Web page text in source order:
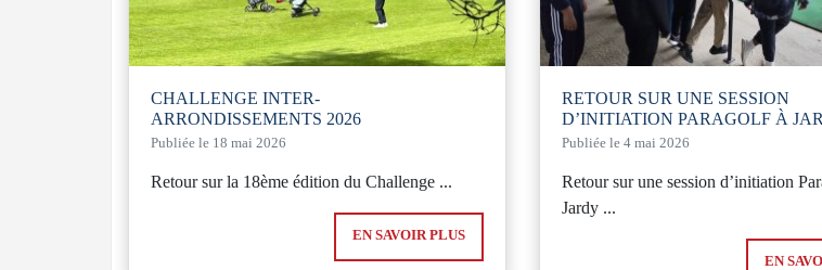
CHALLENGE INTER-
ARRONDISSEMENTS 2026
Publiée le 18 mai 2026
Retour sur la 18ème édition du Challenge ...
EN SAVOIR PLUS
RETOUR SUR UNE SESSION
D’INITIATION PARAGOLF À
Publiée le 4 mai 2026
Retour sur une session d’initiation
Jardy ...
EN